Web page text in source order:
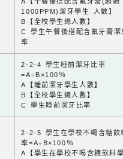
1000PPM)潔牙學生 人數】
B【全校學生總人數】
C 學生午餐後搭配含氟牙膏潔
率
2-2-4 學生睡前潔牙比率
=A÷B×100％
A【睡前潔牙學生人數】
B【全校學生總人數】
C 學生睡前潔牙比率
2-2-5 學生在學校不喝含糖飲
率=A÷B×100％
A【學生在學校不喝含糖飲料